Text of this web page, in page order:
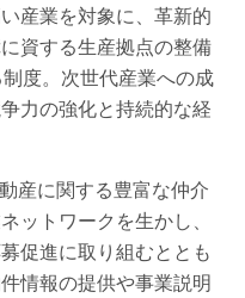
産業を対象に、革新的
資する生産拠点の整備
度。次世代産業への成
力の強化と持続的な経
産に関する豊富な仲介
ットワークを生かし、
促進に取り組むととも
情報の提供や事業説明